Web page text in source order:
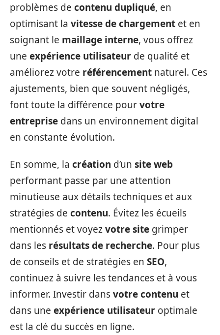
problèmes de contenu dupliqué, en
optimisant la vitesse de chargement et en
soignant le maillage interne, vous offrez
une expérience utilisateur de qualité et
améliorez votre référencement naturel. Ces
ajustements, bien que souvent négligés,
font toute la différence pourvotre
entreprise dans un environnement digital
en constante évolution.
En somme, la création d’un site web
performant passe par une attention
minutieuse aux détails techniques et aux
stratégies de contenu. Évitez les écueils
mentionnés et voyezvotre site grimper
dans les résultats de recherche. Pour plus
de conseils et de stratégies en SEO,
continuez à suivre les tendances et à vous
informer. Investir dansvotre contenu et
dans une expérience utilisateur optimale
est la clé du succès en ligne.